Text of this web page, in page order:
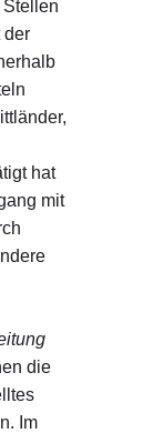
der
hat
mit
die
Im